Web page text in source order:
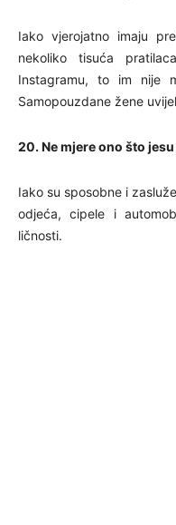
Iako vjerojatno imaju
nekoliko tisuća
Instagramu, to im nije
Samopouzdane žene
20. Ne mjere ono što
Iako su sposobne i
odjeća, cipele i
ličnosti.